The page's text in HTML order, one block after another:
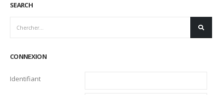
SEARCH
CONNEXION
Identifiant